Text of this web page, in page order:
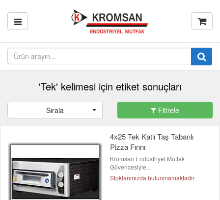
'Tek' kelimesi için etiket sonuçları
Sırala Filtrele
4x25 Tek Katlı Taş Tabanlı
Pizza Fırını
Kromsan Endüstriyel Mutfak
Güvencesiyle...
Stoklarımızda bulunmamaktadır.